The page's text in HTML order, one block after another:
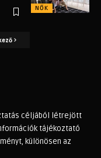
NŐK
céljából létrejött
tájékoztató
különösen az